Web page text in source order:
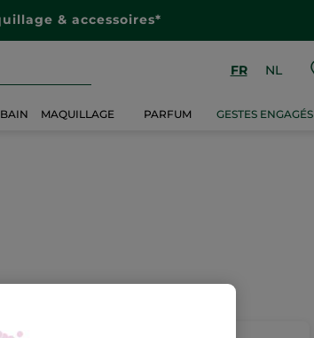
& accessoires*
FR NL
MAQUILLAGE PARFUM GESTES ENGAGÉS